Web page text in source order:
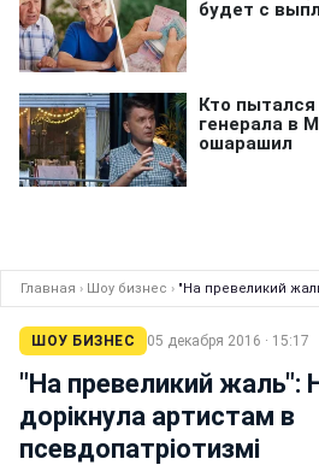
Главная › Шоу бизнес › "На превеликий
ШОУ БИЗНЕС 05 декабря 2016 · 15:17
"На превеликий жаль":
дорікнула артистам в
псевдопатріотизмі